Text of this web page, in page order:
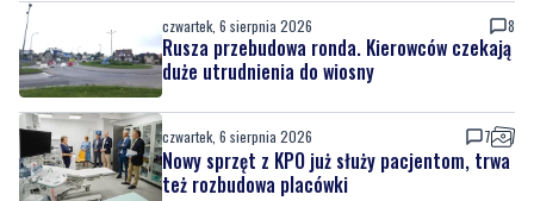
czwartek, 6 sierpnia 2026 8
Rusza przebudowa ronda. Kierowców czekają
duże utrudnienia do wiosny
czwartek, 6 sierpnia 2026 7
Nowy sprzęt z KPO już służy pacjentom, trwa
też rozbudowa placówki